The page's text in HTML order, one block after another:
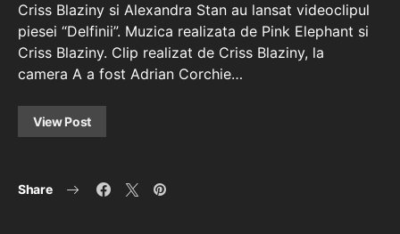
Criss Blaziny si Alexandra Stan au lansat videoclipul
piesei “Delfinii”. Muzica realizata de Pink Elephant si
Criss Blaziny. Clip realizat de Criss Blaziny, la
camera A a fost Adrian Corchie…
View Post
Share